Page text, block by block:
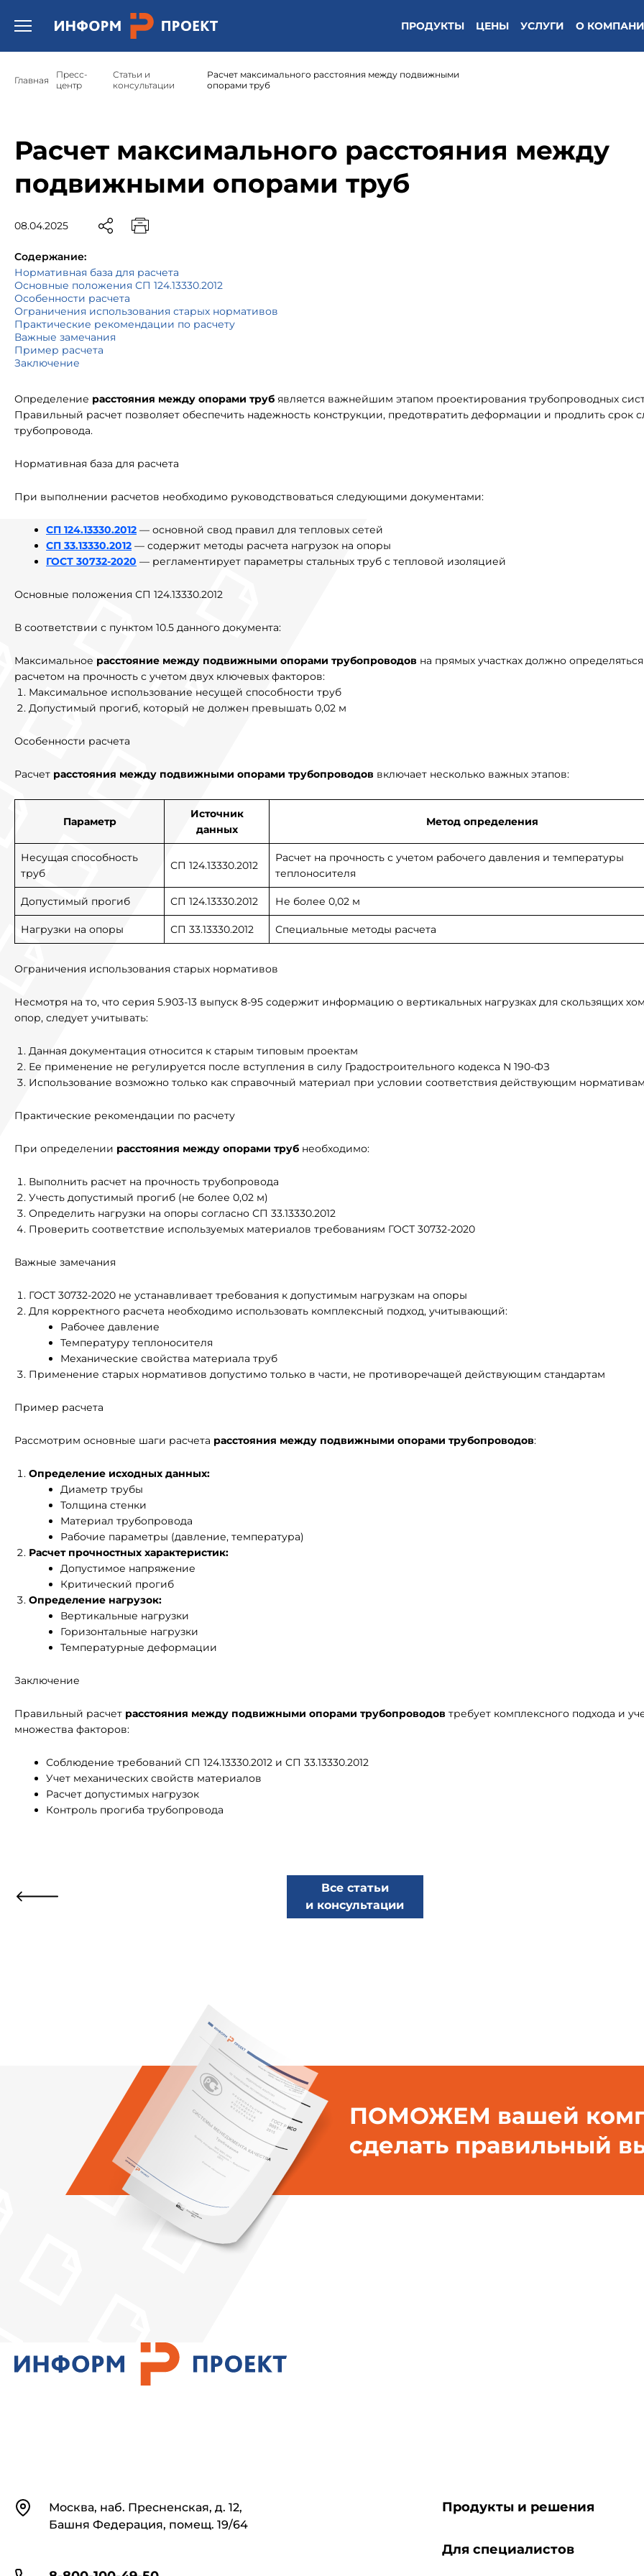
Открыть бургер меню. ПРОДУКТЫ ЦЕНЫ УСЛУГИ О
Главная
Пресс-
центр
Статьи и
консультации
Расчет максимального расстояния между подвижными
опорами труб
Расчет максимального расстояния между
подвижными опорами труб
08.04.2025
Содержание:
Нормативная база для расчета
Основные положения СП 124.13330.2012
Особенности расчета
Ограничения использования старых нормативов
Практические рекомендации по расчету
Важные замечания
Пример расчета
Заключение
Определение расстояния между опорами труб является важнейшим этапом проектирования трубопроводных
Правильный расчет позволяет обеспечить надежность конструкции, предотвратить деформации и продлить срок
трубопровода.
Нормативная база для расчета
При выполнении расчетов необходимо руководствоваться следующими документами:
СП 124.13330.2012 — основной свод правил для тепловых сетей
СП 33.13330.2012 — содержит методы расчета нагрузок на опоры
ГОСТ 30732-2020 — регламентирует параметры стальных труб с тепловой изоляцией
Основные положения СП 124.13330.2012
В соответствии с пунктом 10.5 данного документа:
Максимальное расстояние между подвижными опорами трубопроводов на прямых участках должно определяться
расчетом на прочность с учетом двух ключевых факторов:
Максимальное использование несущей способности труб
Допустимый прогиб, который не должен превышать 0,02 м
Особенности расчета
Расчет расстояния между подвижными опорами трубопроводов включает несколько важных этапов:
Параметр
Источник
данных
Метод определения
Несущая способность
труб
СП 124.13330.2012
Расчет на прочность с учетом рабочего давления и температуры
теплоносителя
Допустимый прогиб СП 124.13330.2012 Не более 0,02 м
Нагрузки на опоры СП 33.13330.2012 Специальные методы расчета
Ограничения использования старых нормативов
Несмотря на то, что серия 5.903-13 выпуск 8-95 содержит информацию о вертикальных нагрузках для скользящих
опор, следует учитывать:
Данная документация относится к старым типовым проектам
Ее применение не регулируется после вступления в силу Градостроительного кодекса N 190-ФЗ
Использование возможно только как справочный материал при условии соответствия действующим
Практические рекомендации по расчету
При определении расстояния между опорами труб необходимо:
Выполнить расчет на прочность трубопровода
Учесть допустимый прогиб (не более 0,02 м)
Определить нагрузки на опоры согласно СП 33.13330.2012
Проверить соответствие используемых материалов требованиям ГОСТ 30732-2020
Важные замечания
ГОСТ 30732-2020 не устанавливает требования к допустимым нагрузкам на опоры
Для корректного расчета необходимо использовать комплексный подход, учитывающий:
Рабочее давление
Температуру теплоносителя
Механические свойства материала труб
Применение старых нормативов допустимо только в части, не противоречащей действующим стандартам
Пример расчета
Рассмотрим основные шаги расчета расстояния между подвижными опорами трубопроводов:
Определение исходных данных:
Диаметр трубы
Толщина стенки
Материал трубопровода
Рабочие параметры (давление, температура)
Расчет прочностных характеристик:
Допустимое напряжение
Критический прогиб
Определение нагрузок:
Вертикальные нагрузки
Горизонтальные нагрузки
Температурные деформации
Заключение
Правильный расчет расстояния между подвижными опорами трубопроводов требует комплексного подхода и
множества факторов:
Соблюдение требований СП 124.13330.2012 и СП 33.13330.2012
Учет механических свойств материалов
Расчет допустимых нагрузок
Контроль прогиба трубопровода
Все статьи
и консультации
ПОМОЖЕМ вашей
сделать правильный
КонтактыМосква, наб. Пресненская, д. 12,
Башня Федерация, помещ. 19/64
Продукты и решения
Для специалистов